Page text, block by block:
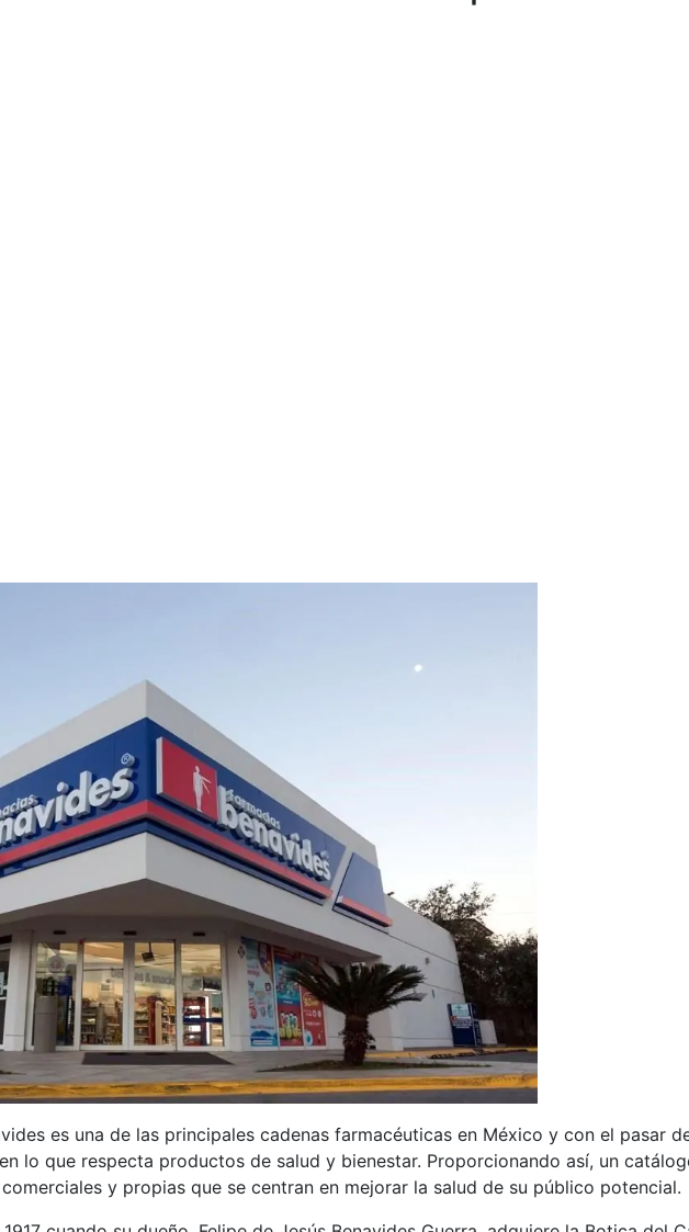
es una de las principales cadenas farmacéuticas en México y con el pasar
lo que respecta productos de salud y bienestar. Proporcionando así, un
y propias que se centran en mejorar la salud de su público potencial.